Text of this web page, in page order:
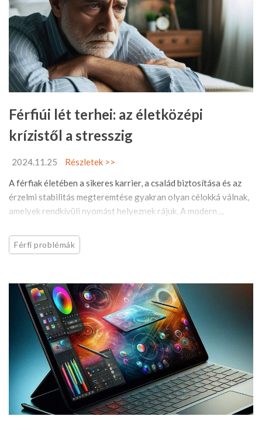
Férfiúi lét terhei: az életközépi
krízistől a stresszig
2024.11.25
Részletek >>
A férfiak életében a sikeres karrier, a család biztosítása és az
érzelmi stabilitás megteremtése gyakran olyan célokká válnak,
amelyek rendkívüli nyomást helyeznek rájuk. A modern ...
Férfi problémák